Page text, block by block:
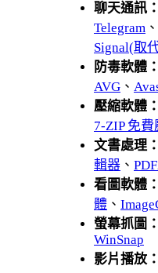
聊天通訊：
Telegram 、
Signal(取
防毒軟體：
AVG 、
壓縮軟體：
7-ZIP 免
文書處理：
輯器 、
看圖軟體：
體 、
螢幕抓圖：
WinSnap
影片播放：